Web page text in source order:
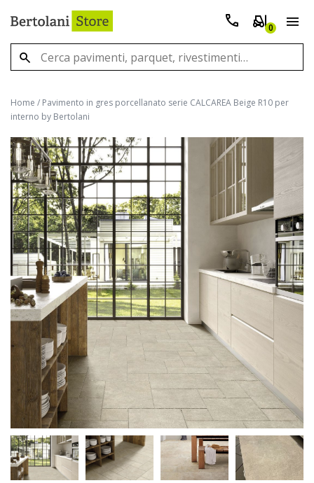
0
Home / Pavimento in gres porcellanato serie CALCAREA Beige R10 per
interno by Bertolani